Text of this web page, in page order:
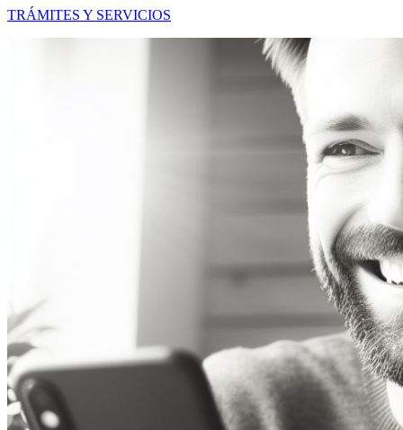
TRÁMITES Y SERVICIOS